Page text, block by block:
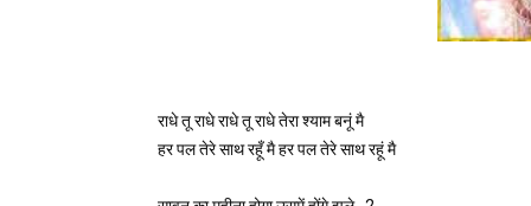
राधे तू राधे राधे तू राधे तेरा श्याम बनूं मै
हर पल तेरे साथ रहूँ मै हर पल तेरे साथ रहूं मै